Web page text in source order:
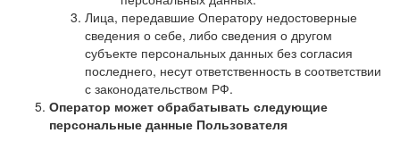
Лица, передавшие Оператору недостоверные
сведения о себе, либо сведения о другом
субъекте персональных данных без согласия
последнего, несут ответственность в соответствии
с законодательством РФ.
Оператор может обрабатывать следующие
персональные данные Пользователя